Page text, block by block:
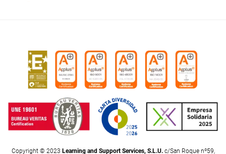
Copyright © 2023 Learning and Support Services, S.L.U.c/San Roque nº59,